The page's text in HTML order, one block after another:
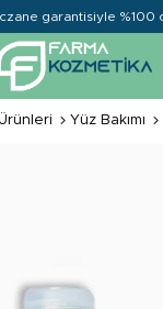
garantisiyle %100
Yüz Bakımı